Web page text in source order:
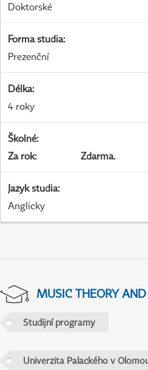
Doktorské
Forma studia:
Prezenční
Délka:
4 roky
Školné:
Za rok: Zdarma.
Jazyk studia:
Anglicky
MUSIC THEORY
Studijní programy
Univerzita Palackého v